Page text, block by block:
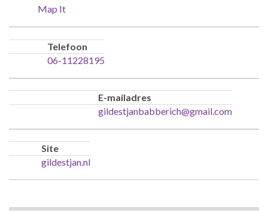
Map It
Telefoon
06-11228195
E-mailadres
gildestjanbabberich@gmail.com
Site
gildestjan.nl